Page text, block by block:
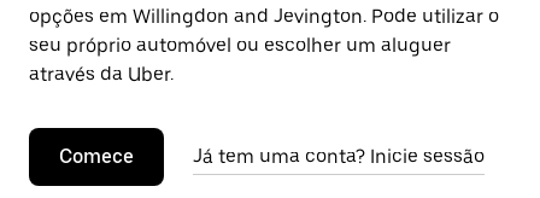
opções em Willingdon and Jevington. Pode utilizar o
seu próprio automóvel ou escolher um aluguer
através da Uber.
Comece Já tem uma conta? Inicie sessão